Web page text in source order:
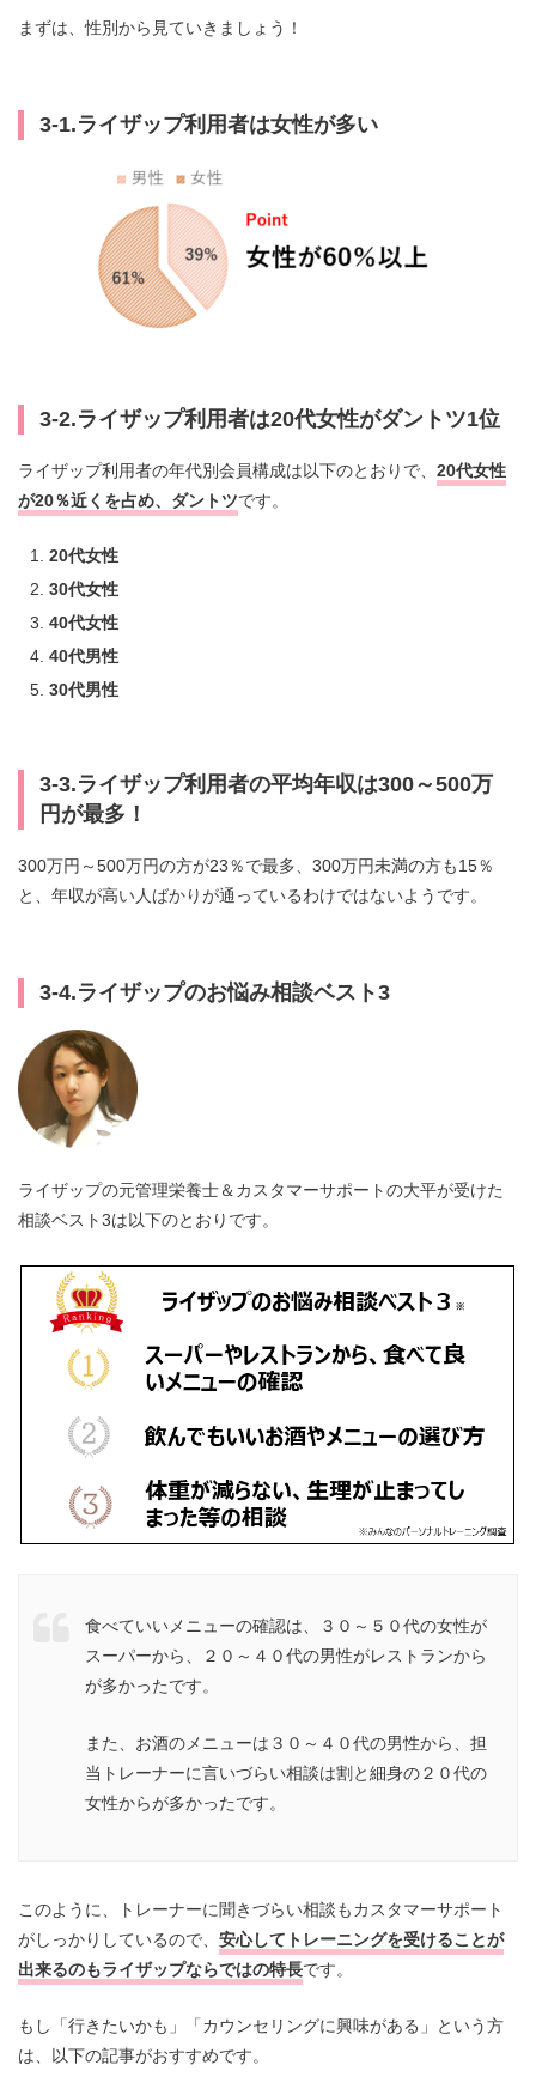
まずは、性別から見ていきましょう！
3-1.ライザップ利用者は女性が多い
3-2.ライザップ利用者は20代女性がダントツ1位
ライザップ利用者の年代別会員構成は以下のとおりで、 20代女性
が20％近くを占め、ダントツです。
20代女性
30代女性
40代女性
40代男性
30代男性
3-3.ライザップ利用者の平均年収は300～500万
円が最多！
300万円～500万円の方が23％で最多、300万円未満の方も15％
と、年収が高い人ばかりが通っているわけではないようです。
3-4.ライザップのお悩み相談ベスト3
ライザップの元管理栄養士＆カスタマーサポートの大平が受けた
相談ベスト3は以下のとおりです。
食べていいメニューの確認は、３０～５０代の女性が
スーパーから、２０～４０代の男性がレストランから
が多かったです。
また、お酒のメニューは３０～４０代の男性から、担
当トレーナーに言いづらい相談は割と細身の２０代の
女性からが多かったです。
このように、トレーナーに聞きづらい相談もカスタマーサポート
がしっかりしているので、 安心してトレーニングを受けることが
出来るのもライザップならではの特長です。
もし「行きたいかも」「カウンセリングに興味がある」という方
は、以下の記事がおすすめです。